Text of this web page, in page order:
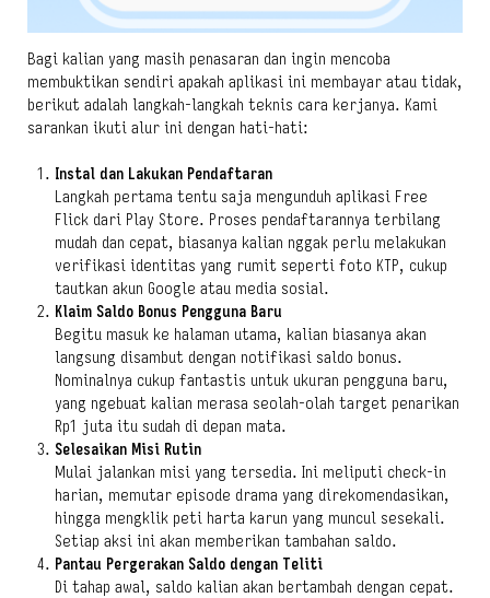
Bagi kalian yang masih penasaran dan ingin mencoba
membuktikan sendiri apakah aplikasi ini membayar atau tidak,
berikut adalah langkah-langkah teknis cara kerjanya. Kami
sarankan ikuti alur ini dengan hati-hati:
Instal dan Lakukan Pendaftaran
Langkah pertama tentu saja mengunduh aplikasi Free
Flick dari Play Store. Proses pendaftarannya terbilang
mudah dan cepat, biasanya kalian nggak perlu melakukan
verifikasi identitas yang rumit seperti foto KTP, cukup
tautkan akun Google atau media sosial.
Klaim Saldo Bonus Pengguna Baru
Begitu masuk ke halaman utama, kalian biasanya akan
langsung disambut dengan notifikasi saldo bonus.
Nominalnya cukup fantastis untuk ukuran pengguna baru,
yang ngebuat kalian merasa seolah-olah target penarikan
Rp1 juta itu sudah di depan mata.
Selesaikan Misi Rutin
Mulai jalankan misi yang tersedia. Ini meliputi check-in
harian, memutar episode drama yang direkomendasikan,
hingga mengklik peti harta karun yang muncul sesekali.
Setiap aksi ini akan memberikan tambahan saldo.
Pantau Pergerakan Saldo dengan Teliti
Di tahap awal, saldo kalian akan bertambah dengan cepat.